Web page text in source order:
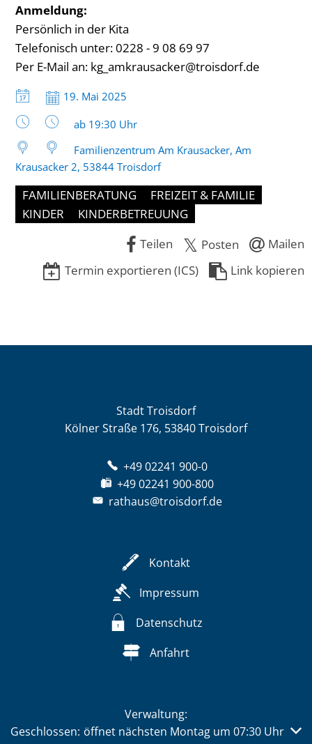
Anmeldung:
Persönlich in der Kita
Telefonisch unter: 0228 - 9 08 69 97
Per E-Mail an: kg_amkrausacker@troisdorf.de
Datum:
19. Mai 2025
Uhrzeit:
ab 19:30 Uhr
Familienzentrum Am Krausacker, Am
Krausacker 2, 53844 Troisdorf
FAMILIENBERATUNG
FREIZEIT & FAMILIE
KINDER
KINDERBETREUUNG
Teilen
Posten
Mailen
Termin exportieren (ICS)
Link kopieren
Stadt Troisdorf
Kölner Straße 176, 53840 Troisdorf
+49 02241 900-0
+49 02241 900-800
rathaus@troisdorf.de
Kontakt
Impressum
Datenschutz
Anfahrt
Verwaltung:
Klicken, um weitere Öffnungs- oder Schließzeiten
Geschlossen: öffnet nächsten Montag um 07:30 Uhr